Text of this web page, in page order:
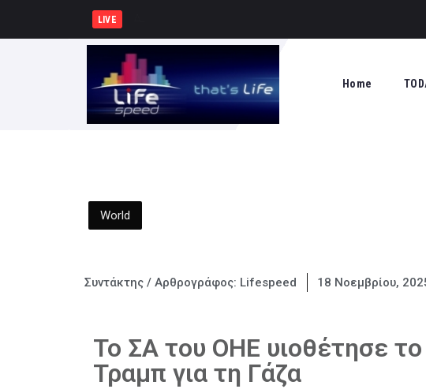
LIVE
Home
World
Συντάκτης / Αρθρογράφος: Lifespeed 18 Νοεμβρίου,
Το ΣΑ του ΟΗΕ υιοθέτησε το
Τραμπ για τη Γάζα